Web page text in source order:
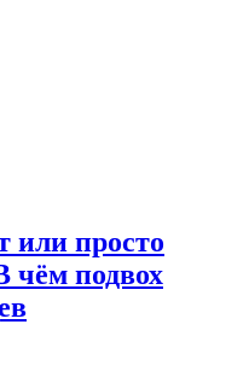
или просто
чём подвох